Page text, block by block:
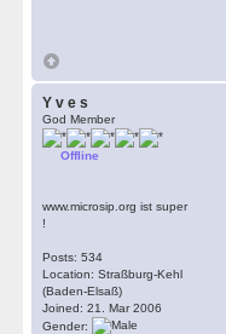
Y v e s
God Member
Offline
www.microsip.org ist super
!
Posts: 534
Location: Straßburg-Kehl
(Baden-Elsaß)
Joined: 21. Mar 2006
Gender: